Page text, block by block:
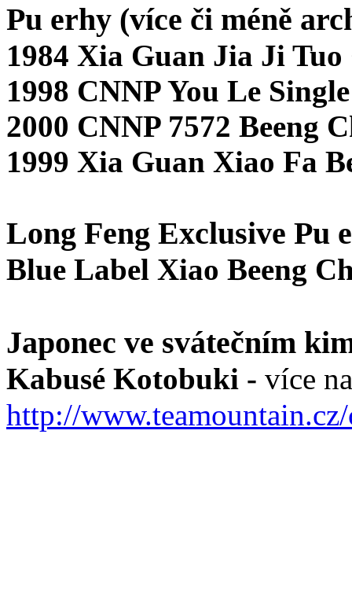
Pu erhy (více či méně
1984 Xia Guan Jia Ji Tuo
1998 CNNP You Le
2000 CNNP 7572 Beeng
1999 Xia Guan Xiao Fa
Long Feng Exclusive Pu
Blue Label Xiao Beeng
Japonec ve svátečním
Kabusé Kotobuki - více
http://